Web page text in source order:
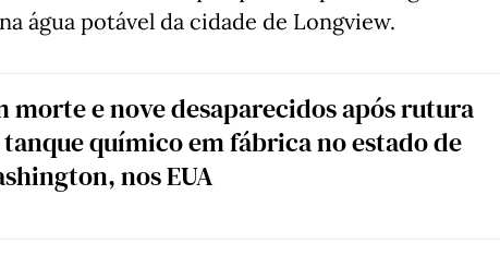
água potável da cidade de Longview.
morte e nove desaparecidos após rutura
químico em fábrica no estado de
nos EUA